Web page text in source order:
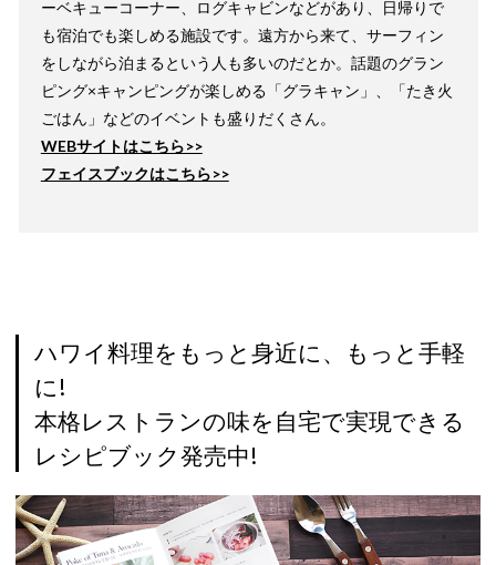
ーベキューコーナー、ログキャビンなどがあり、日帰りで
も宿泊でも楽しめる施設です。遠方から来て、サーフィン
をしながら泊まるという人も多いのだとか。話題のグラン
ピング×キャンピングが楽しめる「グラキャン」、「たき火
ごはん」などのイベントも盛りだくさん。
WEBサイトはこちら>>
フェイスブックはこちら>>
ハワイ料理をもっと身近に、もっと手軽
に!
本格レストランの味を自宅で実現できる
レシピブック発売中!